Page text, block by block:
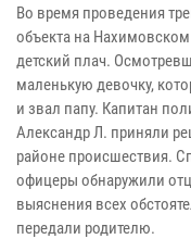
Во время проведения
объекта на
детский плач.
маленькую девочку,
и звал папу. Капитан
Александр Л. приняли
районе происшествия.
офицеры обнаружили
выяснения всех
передали родителю.